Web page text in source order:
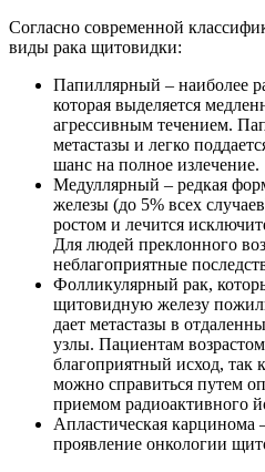
Согласно современной
виды рака щитовидки:
Папиллярный – наиболее
которая выделяется
агрессивным течением.
метастазы и легко
шанс на полное излечение.
Медуллярный – редкая
железы (до 5% всех
ростом и лечится
Для людей преклонного
неблагоприятные
Фолликулярный рак,
щитовидную железу
дает метастазы в
узлы. Пациентам
благоприятный исход, так
можно справиться путем
приемом радиоактивного
Апластическая карцинома
проявление онкологии